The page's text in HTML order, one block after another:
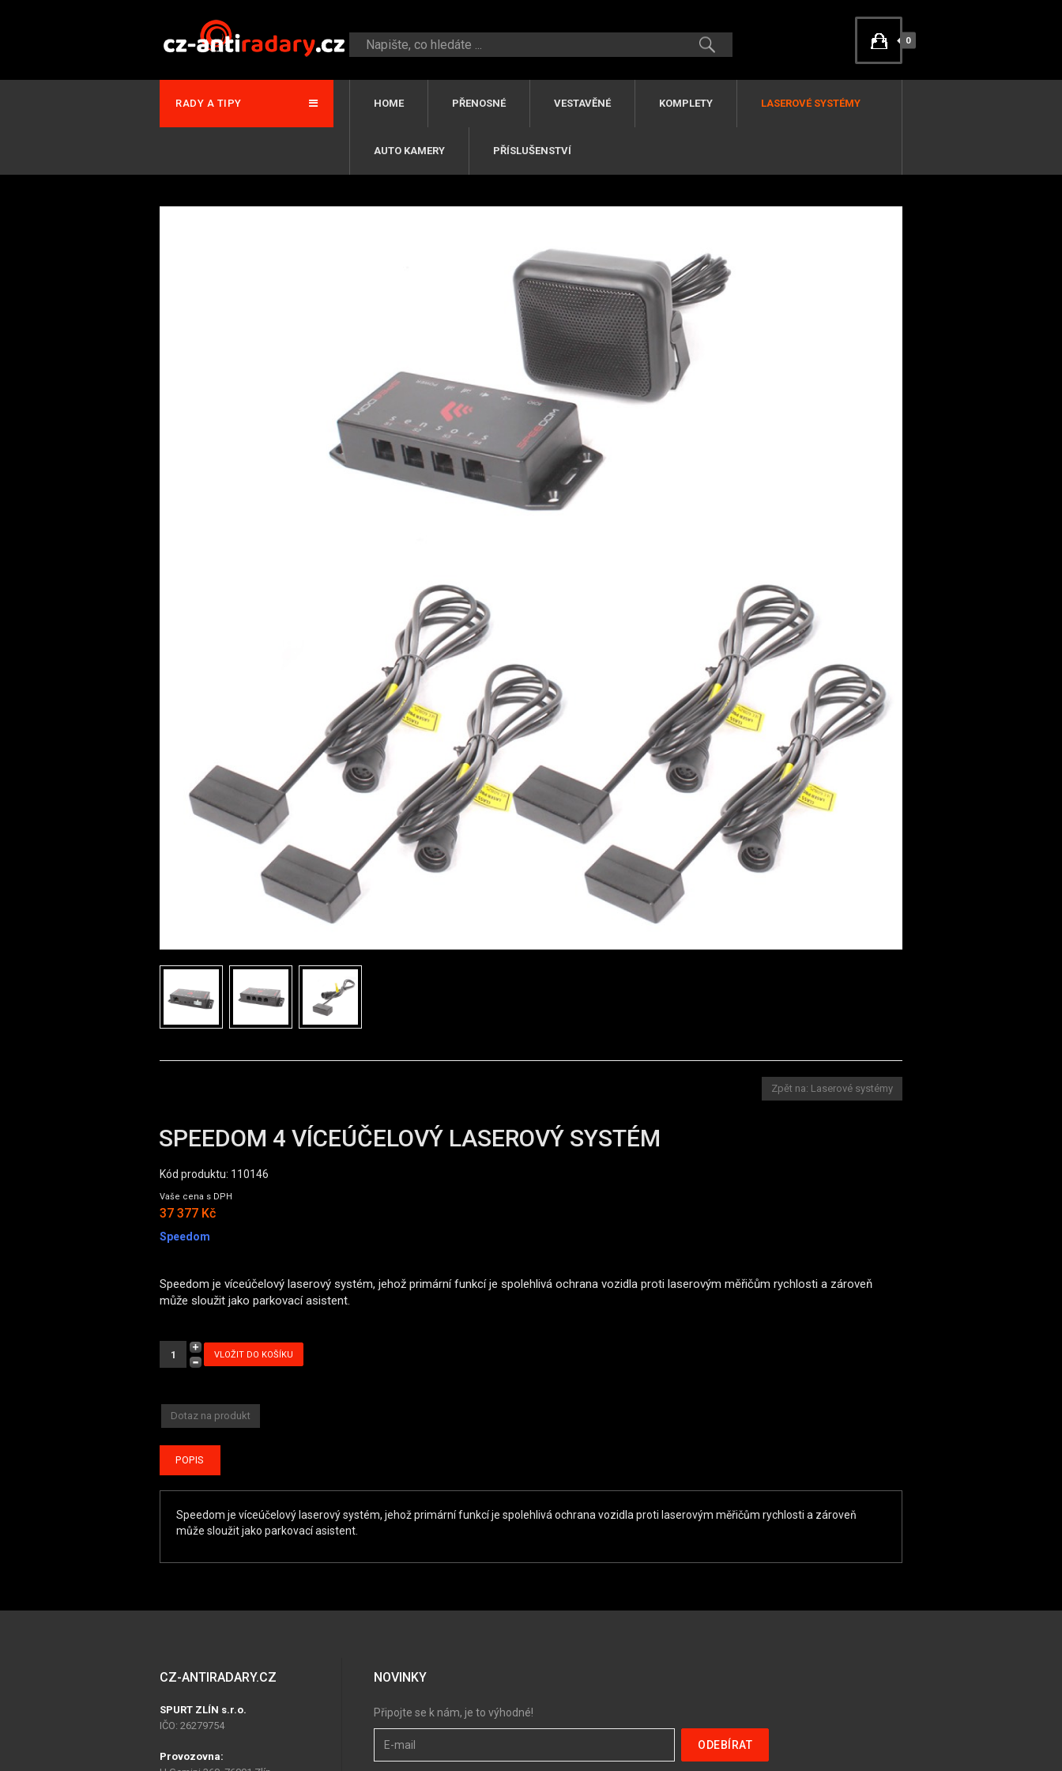
0
RADY A TIPY HOME PŘENOSNÉ VESTAVĚNÉ KOMPLETY LASEROVÉ SYSTÉMY
AUTO KAMERY PŘÍSLUŠENSTVÍ
Zpět na: Laserové systémy
SPEEDOM 4 VÍCEÚČELOVÝ LASEROVÝ SYSTÉM
Kód produktu: 110146
Vaše cena s DPH
37 377 Kč
Speedom
Speedom je víceúčelový laserový systém, jehož primární funkcí je spolehlivá ochrana vozidla proti laserovým měřičům rychlosti a zároveň
může sloužit jako parkovací asistent.
Dotaz na produkt
POPIS
Speedom je víceúčelový laserový systém, jehož primární funkcí je spolehlivá ochrana vozidla proti laserovým měřičům rychlosti a zároveň
může sloužit jako parkovací asistent.
CZ-ANTIRADARY.CZ
SPURT ZLÍN s.r.o.
IČO: 26279754
Provozovna:
NOVINKY
Připojte se k nám, je to výhodné!